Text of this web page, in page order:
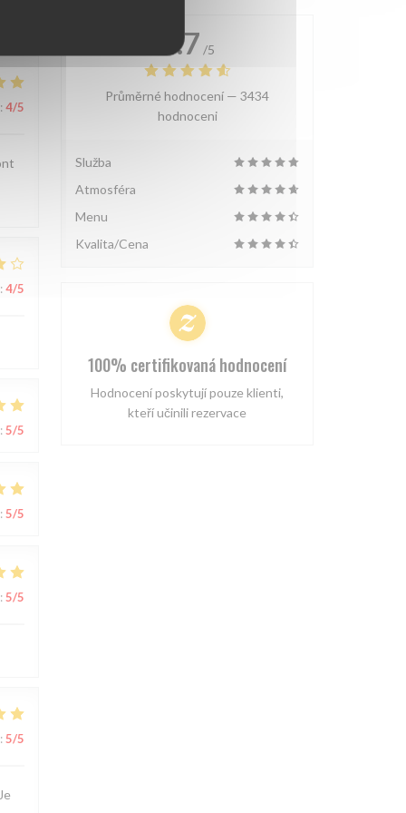
: 4/5
: 4/5
: 5/5
: 5/5
: 5/5
: 5/5
4.7 /5
Průměrné hodnocení — 3434
hodnoceni
Služba
Atmosféra
Menu
Kvalita/Cena
100% certifikovaná hodnocení
Hodnocení poskytují pouze klienti,
kteří učinili rezervace